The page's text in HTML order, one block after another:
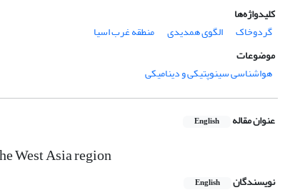
کلیدواژه‌ها
گردوخاک
الگوی همدیدی
منطقه غرب اسیا
موضوعات
هواشناسی سینوپتیکی و دینامیکی
عنوان مقاله English
West Asia region
نویسندگان English